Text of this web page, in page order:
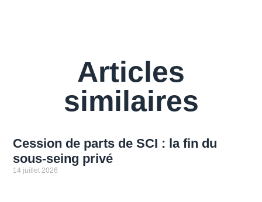
Articles
similaires
Cession de parts de SCI : la fin du
sous-seing privé
14 juillet 2026